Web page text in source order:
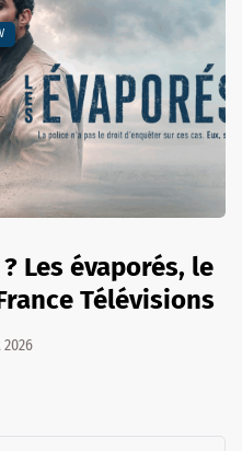
Les évaporés, le
Télévisions